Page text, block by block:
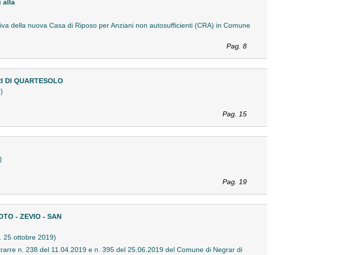
alla
della nuova Casa di Riposo per Anziani non autosufficienti (CRA) in Comune
Pag. 8
DI QUARTESOLO
Pag. 15
Pag. 19
- ZEVIO - SAN
25 ottobre 2019)
n. 238 del 11.04.2019 e n. 395 del 25.06.2019 del Comune di Negrar di